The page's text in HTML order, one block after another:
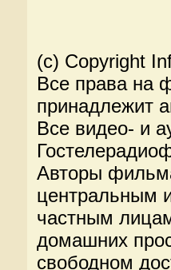
(c) Copyright
Все права на
принадлежит
Все видео- и
Авторы
центральным
частным
домашних
свободном